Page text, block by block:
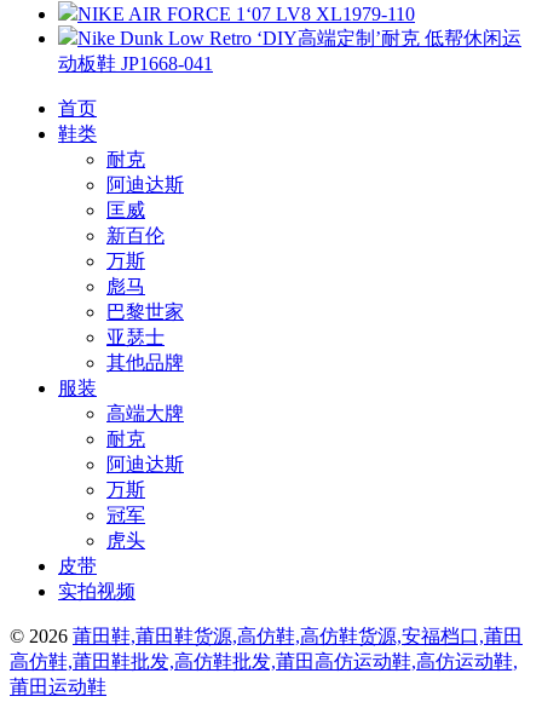
NIKE AIR FORCE 1‘07 LV8 XL1979-110
Nike Dunk Low Retro ‘DIY高端定制’耐克 低帮休闲运
动板鞋 JP1668-041
首页
鞋类
耐克
阿迪达斯
匡威
新百伦
万斯
彪马
巴黎世家
亚瑟士
其他品牌
服装
高端大牌
耐克
阿迪达斯
万斯
冠军
虎头
皮带
实拍视频
© 2026 莆田鞋,莆田鞋货源,高仿鞋,高仿鞋货源,安福档口,莆田
高仿鞋,莆田鞋批发,高仿鞋批发,莆田高仿运动鞋,高仿运动鞋,
莆田运动鞋